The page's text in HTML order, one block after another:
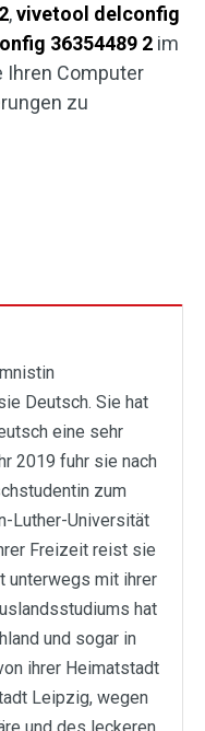
,vivetool delconfig
36354489 2 im
Ihren Computer
zu
Deutsch. Sie hat
eine sehr
2019 fuhr sie nach
zum
Luther-Universität
Freizeit reist sie
unterwegs mit ihrer
hat
und sogar in
ihrer Heimatstadt
Leipzig, wegen